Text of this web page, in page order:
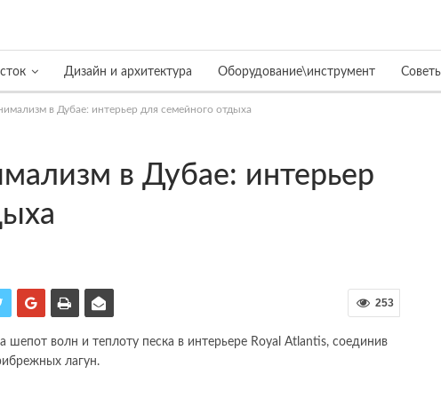
Дизайн и архитектура Оборудование\инструмент
в Дубае: интерьер для семейного отдыха
в Дубае: интерьер
253
шепот волн и теплоту песка в интерьере Royal Atlantis, соединив
лагун.